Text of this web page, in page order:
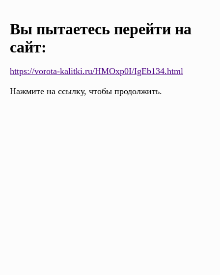
Вы пытаетесь перейти на
сайт:
https://vorota-kalitki.ru/HMOxp0I/IgEb134.html
Нажмите на ссылку, чтобы продолжить.